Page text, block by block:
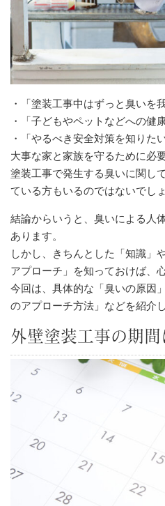
・「塗装工事中はずっと臭いを
・「子どもやペットなどへの健
・「やるべき安全対策を知りたい
大事な家と家族を守るために必
塗装工事で発生する臭いに関し
ている方もいるのではないでし
結論からいうと、臭いによる人
あります。
しかし、きちんとした「知識」
アプローチ」を知っておけば、
今回は、具体的な「臭いの原因
のアプローチ方法」などを紹介
外壁塗装工事の期間